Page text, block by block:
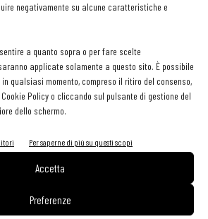
negativamente su alcune caratteristiche e
a quanto sopra o per fare scelte
applicate solamente a questo sito. È possibile
qualsiasi momento, compreso il ritiro del consenso,
Policy o cliccando sul pulsante di gestione del
dello schermo.
Per saperne di più su questi scopi
Accetta
Preferenze
al Parmigiano Reggiano di Da
2020